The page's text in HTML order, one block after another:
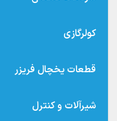
کولرگازی
قطعات یخچال فریزر
شیرآلات و کنترل